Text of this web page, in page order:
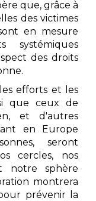
que, grâce à
des victimes
en mesure
systémiques
des droits
efforts et les
que ceux de
et d'autres
en Europe
seront
cercles, nos
notre sphère
montrera
prévenir la